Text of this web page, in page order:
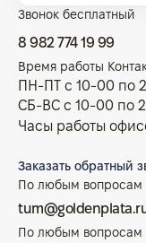
Звонок бесплатный
8 982 774 19 99
Время работы
ПН-ПТ с 10-00 по
СБ-ВС с 10-00 по
Часы работы
Заказать обратный
По любым вопросам
По любым вопросам